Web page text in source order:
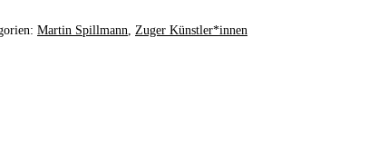
Martin Spillmann
Zuger Künstler*innen